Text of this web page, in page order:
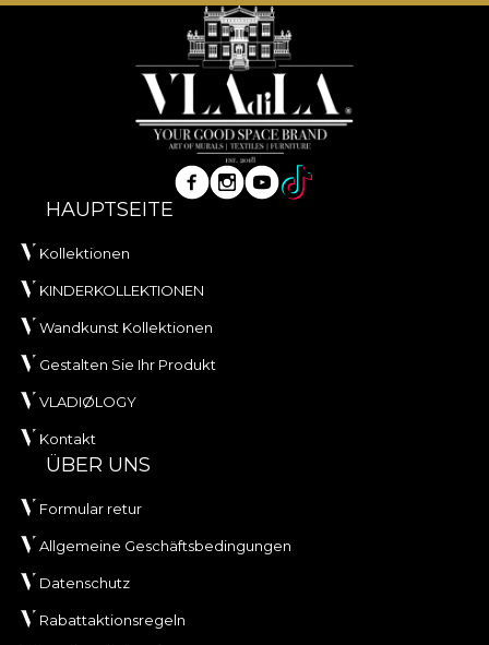
HAUPTSEITE
Kollektionen
KINDERKOLLEKTIONEN
Wandkunst Kollektionen
Gestalten Sie Ihr Produkt
VLADIØLOGY
Kontakt
ÜBER UNS
Formular retur
Allgemeine Geschäftsbedingungen
Datenschutz
Rabattaktionsregeln